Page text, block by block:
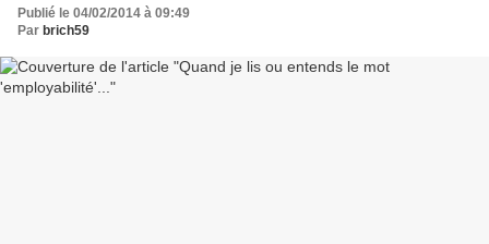
Publié le 04/02/2014 à 09:49
Par brich59